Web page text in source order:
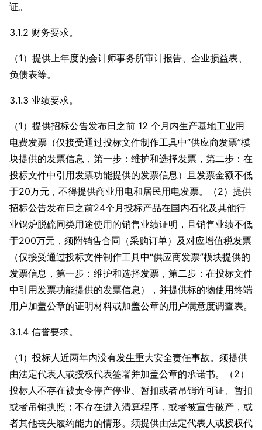
证。
3.1.2 财务要求。
（1）提供上年度的会计师事务所审计报告、企业损益表、
负债表等。
3.1.3 业绩要求。
（1）提供招标公告发布日之前 12 个月内生产基地工业用
电费发票（仅接受通过投标文件制作工具中“供应商发票”模
块提供的发票信息，第一步：维护和选择发票，第二步：在
投标文件中引用发票功能提供的发票信息）且发票金额不低
于20万元，不得提供商业用电和居民用电发票。（2）提供
招标公告发布日之前24个月投标产品在国内石化及其他行
业锅炉脱硫同类用途使用的销售业绩证明，且销售业绩不低
于200万元，须附销售合同（采购订单）及对应增值税发票
（仅接受通过投标文件制作工具中“供应商发票”模块提供的
发票信息，第一步：维护和选择发票，第二步：在投标文件
中引用发票功能提供的发票信息），并提供标的物使用终端
用户加盖公章的证明材料或加盖公章的用户满意度调查表。
3.1.4 信誉要求。
（1）投标人近两年内没有发生重大安全责任事故。须提供
由法定代表人或授权代表签署并加盖公章的承诺书。（2）
投标人不存在被责令停产停业、暂扣或者吊销许可证、暂扣
或者吊销执照；不存在进入清算程序，或者被宣告破产，或
者其他丧失履约能力的情形。须提供由法定代表人或授权代